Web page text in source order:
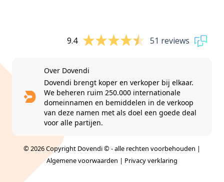
9.4 51 reviews
Over Dovendi
Dovendi brengt koper en verkoper bij elkaar.
We beheren ruim 250.000 internationale
domeinnamen en bemiddelen in de verkoop
van deze namen met als doel een goede deal
voor alle partijen.
© 2026 Copyright Dovendi © - alle rechten voorbehouden |
Algemene voorwaarden | Privacy verklaring